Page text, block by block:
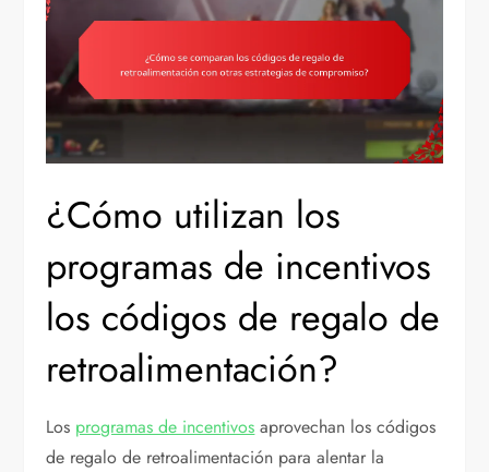
¿Cómo utilizan los
programas de incentivos
los códigos de regalo de
retroalimentación?
Los programas de incentivos aprovechan los códigos
de regalo de retroalimentación para alentar la